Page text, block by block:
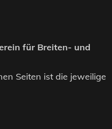
für Breiten- und
Seiten ist die jeweilige